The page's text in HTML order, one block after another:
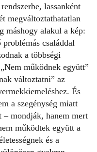
lassanként
megváltoztathatatlan
máshogy alakul a kép:
családdal
a többségi
működnek együtt”
változtatni” az
És
a szegénység miatt
– mondják, hanem mert
működtek együtt a
és a